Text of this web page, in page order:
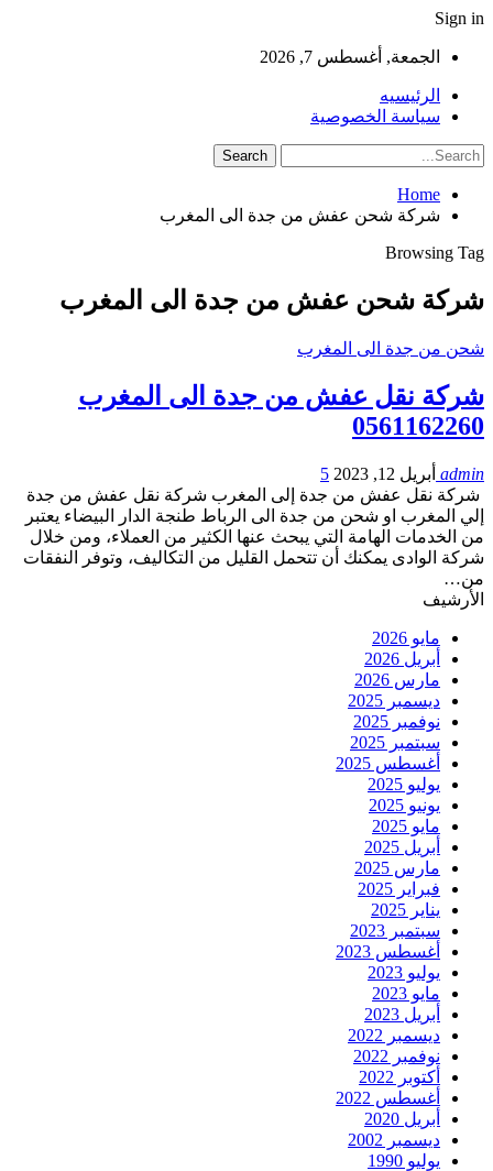
Sign in
الجمعة, أغسطس 7, 2026
الرئيسيه
سياسة الخصوصية
Home
شركة شحن عفش من جدة الى المغرب
Browsing Tag
شركة شحن عفش من جدة الى المغرب
شحن من جدة الى المغرب
شركة نقل عفش من جدة الى المغرب
0561162260
admin أبريل 12, 2023
5
شركة نقل عفش من جدة إلى المغرب شركة نقل عفش من جدة
إلي المغرب او شحن من جدة الى الرباط طنجة الدار البيضاء يعتبر
من الخدمات الهامة التي يبحث عنها الكثير من العملاء، ومن خلال
شركة الوادى يمكنك أن تتحمل القليل من التكاليف، وتوفر النفقات
من…
الأرشيف
مايو 2026
أبريل 2026
مارس 2026
ديسمبر 2025
نوفمبر 2025
سبتمبر 2025
أغسطس 2025
يوليو 2025
يونيو 2025
مايو 2025
أبريل 2025
مارس 2025
فبراير 2025
يناير 2025
سبتمبر 2023
أغسطس 2023
يوليو 2023
مايو 2023
أبريل 2023
ديسمبر 2022
نوفمبر 2022
أكتوبر 2022
أغسطس 2022
أبريل 2020
ديسمبر 2002
يوليو 1990